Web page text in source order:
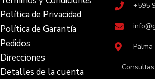
Política de Privacidad
Política de Garantía
Pedidos
Direcciones
Detalles de la cuenta
+595